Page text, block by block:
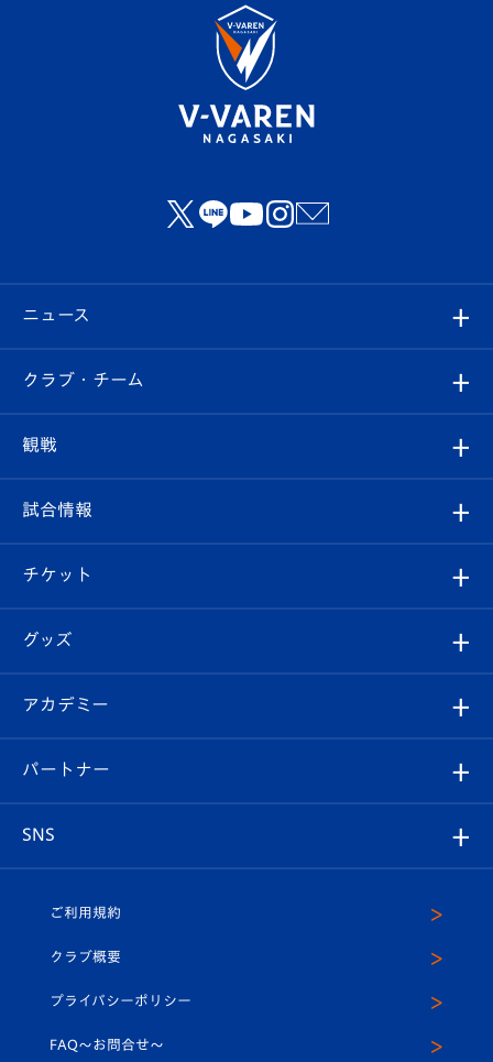
ニュース
すべて
クラブ
試合情報
チケット
イベント
メディア
ホームタウン
クラブ・チーム
クラブ概要
エンブレム紹介
スタッフプロフィール
マスコット紹介
平和祈念活動
観戦
観戦ルール
はじめての観戦ガイド
Revive Team
ヴィヴィくんの長崎おもてなしガイド
試合情報
試合日程/結果
フォトギャラリー
スタジアムグルメ
チケット
チケット
V-LOVERS（ファンクラブ）
プレイヤーズスイート
グッズ
オンラインショップ
店舗情報
アカデミー
育成からのお知らせ
U-18
スクール
パートナー
SNS
ヴィヴィくんインスタグラム
公式LINE＠
ご利用規約
クラブ概要
プライバシーポリシー
FAQ〜お問合せ〜